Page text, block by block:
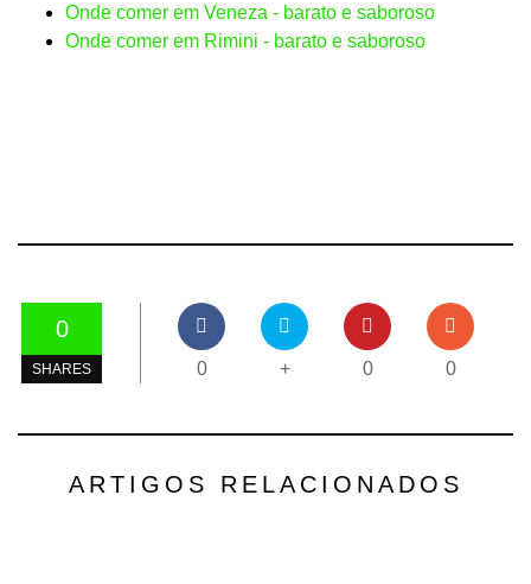
Onde comer em Veneza - barato e saboroso
Onde comer em Rimini - barato e saboroso
0
SHARES 0 + 0 0
ARTIGOS RELACIONADOS